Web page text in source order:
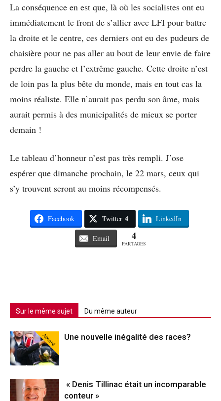
La conséquence en est que, là où les socialistes ont eu
immédiatement le front de s’allier avec LFI pour battre
la droite et le centre, ces derniers ont eu des pudeurs de
chaisière pour ne pas aller au bout de leur envie de faire
perdre la gauche et l’extrême gauche. Cette droite n’est
de loin pas la plus bête du monde, mais en tout cas la
moins réaliste. Elle n’aurait pas perdu son âme, mais
aurait permis à des municipalités de mieux se porter
demain !
Le tableau d’honneur n’est pas très rempli. J’ose
espérer que dimanche prochain, le 22 mars, ceux qui
s’y trouvent seront au moins récompensés.
Facebook Twitter 4 LinkedIn
Email 4
PARTAGES
Sur le même sujet Du même auteur
Abonné Une nouvelle inégalité des races?
« Denis Tillinac était un incomparable
conteur »